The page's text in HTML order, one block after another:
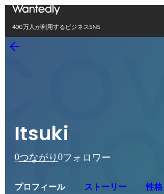
400万人が利用するビジネスSNS
Itsuki
0つながり 0フォロワー
プロフィール ストーリー 性格